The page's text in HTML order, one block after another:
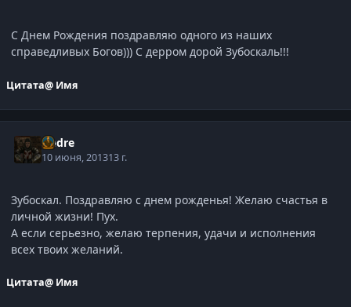
С Днем Рождения поздравляю одного из наших
справедливых Богов))) С дерром дорой Зубоскаль!!!
Цитата@ Имя
Andre
10 июня, 201313 г.
Зубоскал. Поздравляю с днем рожденья! Желаю счастья в
личной жизни! Пух.
А если серьезно, желаю терпения, удачи и исполнения
всех твоих желаний.
Цитата@ Имя